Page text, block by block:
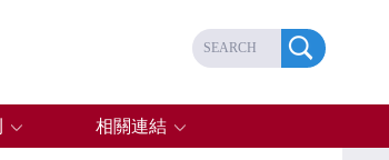
相關連結